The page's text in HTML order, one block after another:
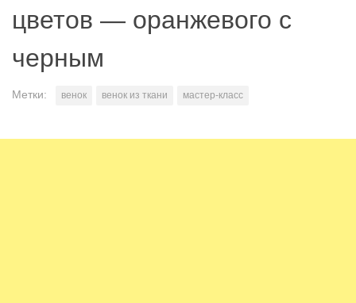
цветов — оранжевого с
черным
Метки: венок венок из ткани мастер-класс